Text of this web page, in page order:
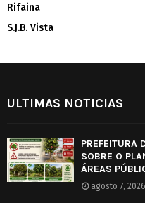
Rifaina
S.J.B. Vista
ULTIMAS NOTICIAS
PREFEITURA
SOBRE O
ÁREAS
agosto 7, 2026